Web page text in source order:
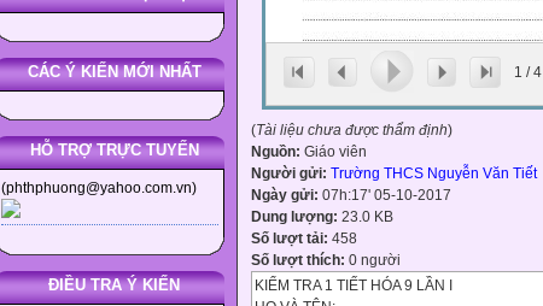
CÁC Ý KIẾN MỚI NHẤT
HỖ TRỢ TRỰC TUYẾN
(phthphuong@yahoo.com.vn)
ĐIỀU TRA Ý KIẾN
1 /4
(Tài liệu chưa được thẩm định)
Nguồn: Giáo viên
Người gửi: Trường THCS Nguyễn Văn Tiết
Ngày gửi: 07h:17' 05-10-2017
Dung lượng: 23.0 KB
Số lượt tải: 458
Số lượt thích: 0 người
KIỂM TRA 1 TIẾT HÓA 9 LẦN I